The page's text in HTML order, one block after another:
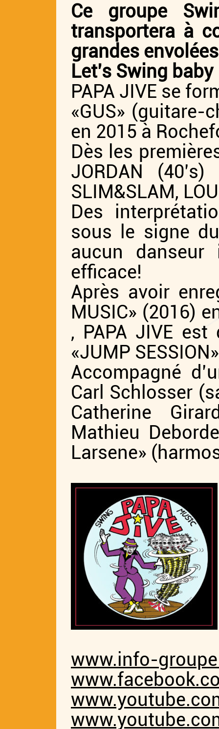
Ce groupe
transportera à
grandes
Let’s Swing baby
PAPA JIVE se
«GUS» (guitare-
en 2015 à
Dès les
JORDAN
SLIM&SLAM,
Des
sous le signe
aucun
efficace!
Après avoir
MUSIC» (2016)
, PAPA JIVE
«JUMP
Accompagné
Carl Schlosser
Catherine
Mathieu
Larsene»
www.info-